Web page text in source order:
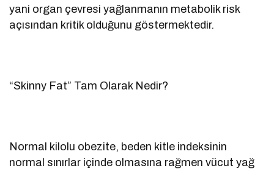
yani organ çevresi yağlanmanın metabolik risk
açısından kritik olduğunu göstermektedir.
“Skinny Fat” Tam Olarak Nedir?
Normal kilolu obezite, beden kitle indeksinin
normal sınırlar içinde olmasına rağmen vücut yağ